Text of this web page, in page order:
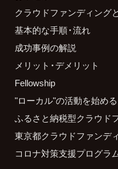
クラウドファンディング
基本的な手順・流れ
成功事例の解説
メリット・デメリット
Fellowship
"ローカル"の活動を始める
ふるさと納税型クラウド
東京都クラウドファンデ
コロナ対策支援プログラ